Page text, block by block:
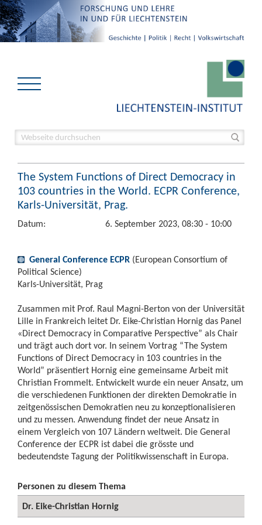
The System Functions of Direct Democracy in
103 countries in the World. ECPR Conference,
Karls-Universität, Prag.
Datum: 6. September 2023, 08:30 - 10:00
General Conference ECPR (European Consortium of
Political Science)
Karls-Universität, Prag
Zusammen mit Prof. Raul Magni-Berton von der Universität
Lille in Frankreich leitet Dr. Eike-Christian Hornig das Panel
«Direct Democracy in Comparative Perspective” als Chair
und trägt auch dort vor. In seinem Vortrag “The System
Functions of Direct Democracy in 103 countries in the
World” präsentiert Hornig eine gemeinsame Arbeit mit
Christian Frommelt. Entwickelt wurde ein neuer Ansatz, um
die verschiedenen Funktionen der direkten Demokratie in
zeitgenössischen Demokratien neu zu konzeptionalisieren
und zu messen. Anwendung findet der neue Ansatz in
einem Vergleich von 107 Ländern weltweit. Die General
Conference der ECPR ist dabei die grösste und
bedeutendste Tagung der Politikwissenschaft in Europa.
Personen zu diesem Thema
Dr. Eike-Christian Hornig